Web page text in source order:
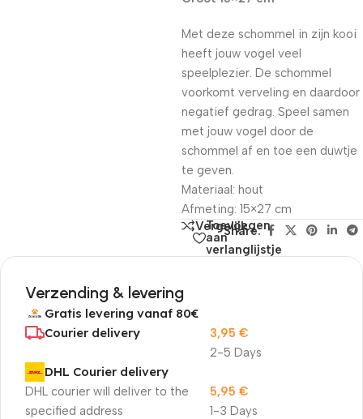
Met deze schommel in zijn kooi
heeft jouw vogel veel
speelplezier. De schommel
voorkomt verveling en daardoor
negatief gedrag. Speel samen
met jouw vogel door de
schommel af en toe een duwtje
te geven.
Materiaal: hout
Afmeting: 15×27 cm
Vergelijk
Toevoegen
aan
verlanglijstje
Share:
Verzending & levering
Gratis levering vanaf 80€
Courier delivery
2-5 Days
3,95 €
DHL Courier delivery
DHL courier will deliver to the
specified address
1-3 Days
5,95 €